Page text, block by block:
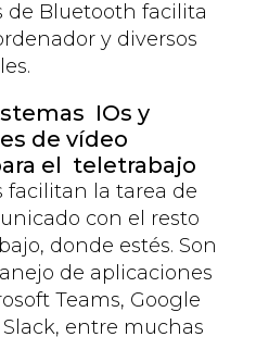
de Bluetooth facilita
y diversos
IOs y
de vídeo
el teletrabajo
facilitan la tarea de
con el resto
donde estés. Son
de aplicaciones
Teams, Google
entre muchas